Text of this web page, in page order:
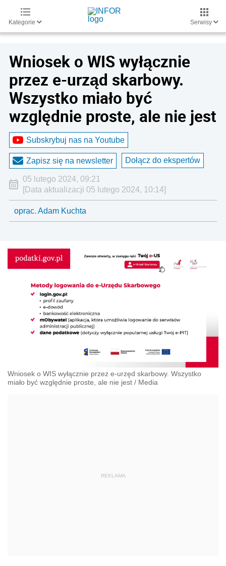
Kategorie Serwisy
Wniosek o WIS wyłącznie
przez e-urząd skarbowy.
Wszystko miało być
względnie proste, ale nie jest
Subskrybuj nas na Youtube
Zapisz się na newsletter Dołącz do ekspertów
05 lutego 2024, 09:21
[Data aktualizacji 05 lutego 2024, 10:14]
oprac. Adam Kuchta
Wniosek o WIS wyłącznie przez e-urzęd skarbowy. Wszystko
miało być względnie proste, ale nie jest / Media